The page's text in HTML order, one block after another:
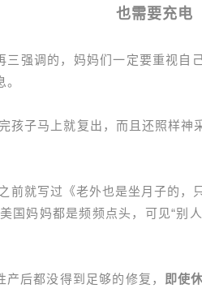
也需要充电
三强调的，妈妈们一定要重视自
孩子马上就复出，而且还照样
前就写过《老外也是坐月子的，
国妈妈都是频频点头，可见“别
后都没得到足够的修复， 即使